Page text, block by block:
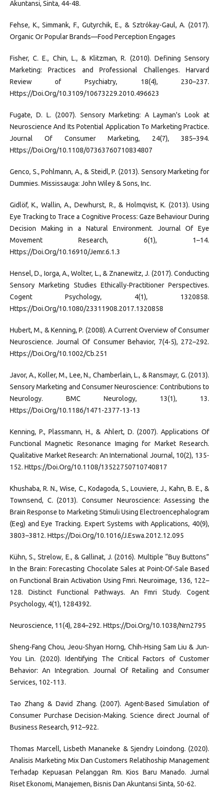
Akuntansi, Sinta, 44-48.
Fehse, K., Simmank, F., Gutyrchik, E., & Sztrókay-Gaul, A. (2017).
Organic Or Popular Brands—Food Perception Engages
Fisher, C. E., Chin, L., & Klitzman, R. (2010). Defining Sensory
Marketing: Practices and Professional Challenges. Harvard
Review of Psychiatry, 18(4), 230–237.
Https://Doi.Org/10.3109/10673229.2010.496623
Fugate, D. L. (2007). Sensory Marketing: A Layman's Look at
Neuroscience And Its Potential Application To Marketing Practice.
Journal Of Consumer Marketing, 24(7), 385–394.
Https://Doi.Org/10.1108/07363760710834807
Genco, S., Pohlmann, A., & Steidl, P. (2013). Sensory Marketing for
Dummies. Mississauga: John Wiley & Sons, Inc.
Gidlöf, K., Wallin, A., Dewhurst, R., & Holmqvist, K. (2013). Using
Eye Tracking to Trace a Cognitive Process: Gaze Behaviour During
Decision Making in a Natural Environment. Journal Of Eye
Movement Research, 6(1), 1–14.
Https://Doi.Org/10.16910/Jemr.6.1.3
Hensel, D., Iorga, A., Wolter, L., & Znanewitz, J. (2017). Conducting
Sensory Marketing Studies Ethically-Practitioner Perspectives.
Cogent Psychology, 4(1), 1320858.
Https://Doi.Org/10.1080/23311908.2017.1320858
Hubert, M., & Kenning, P. (2008). A Current Overview of Consumer
Neuroscience. Journal Of Consumer Behavior, 7(4-5), 272–292.
Https://Doi.Org/10.1002/Cb.251
Javor, A., Koller, M., Lee, N., Chamberlain, L., & Ransmayr, G. (2013).
Sensory Marketing and Consumer Neuroscience: Contributions to
Neurology. BMC Neurology, 13(1), 13.
Https://Doi.Org/10.1186/1471-2377-13-13
Kenning, P., Plassmann, H., & Ahlert, D. (2007). Applications Of
Functional Magnetic Resonance Imaging for Market Research.
Qualitative Market Research: An International Journal, 10(2), 135-
152. Https://Doi.Org/10.1108/13522750710740817
Khushaba, R. N., Wise, C., Kodagoda, S., Louviere, J., Kahn, B. E., &
Townsend, C. (2013). Consumer Neuroscience: Assessing the
Brain Response to Marketing Stimuli Using Electroencephalogram
(Eeg) and Eye Tracking. Expert Systems with Applications, 40(9),
3803–3812. Https://Doi.Org/10.1016/J.Eswa.2012.12.095
Kühn, S., Strelow, E., & Gallinat, J. (2016). Multiple “Buy Buttons”
In the Brain: Forecasting Chocolate Sales at Point-Of-Sale Based
on Functional Brain Activation Using Fmri. Neuroimage, 136, 122–
128. Distinct Functional Pathways. An Fmri Study. Cogent
Psychology, 4(1), 1284392.
Neuroscience, 11(4), 284–292. Https://Doi.Org/10.1038/Nrn2795
Sheng-Fang Chou, Jeou-Shyan Horng, Chih-Hsing Sam Liu & Jun-
You Lin. (2020). Identifying The Critical Factors of Customer
Behavior: An Integration. Journal Of Retailing and Consumer
Services, 102-113.
Tao Zhang & David Zhang. (2007). Agent-Based Simulation of
Consumer Purchase Decision-Making. Science direct Journal of
Business Research, 912–922.
Thomas Marcell, Lisbeth Mananeke & Sjendry Loindong. (2020).
Analisis Marketing Mix Dan Customers Relatihoship Management
Terhadap Kepuasan Pelanggan Rm. Kios Baru Manado. Jurnal
Riset Ekonomi, Manajemen, Bisnis Dan Akuntansi Sinta, 50-62.